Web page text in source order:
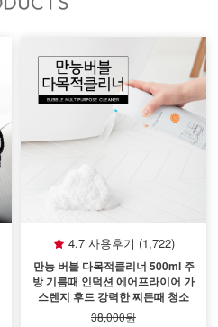
4.7 사용후기 (1,722)
만능 버블 다목적클리너 500ml 주
방 기름때 인덕션 에어프라이어 가
스렌지 후드 강력한 찌든때 청소
38,000원